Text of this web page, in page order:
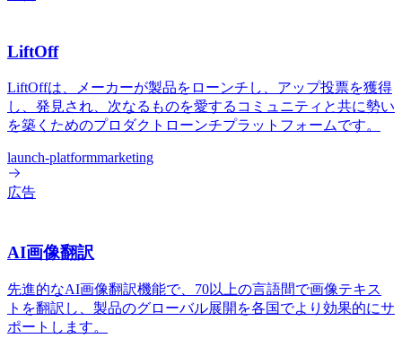
LiftOff
LiftOffは、メーカーが製品をローンチし、アップ投票を獲得
し、発見され、次なるものを愛するコミュニティと共に勢い
を築くためのプロダクトローンチプラットフォームです。
launch-platformmarketing
広告
AI画像翻訳
先進的なAI画像翻訳機能で、70以上の言語間で画像テキス
トを翻訳し、製品のグローバル展開を各国でより効果的にサ
ポートします。